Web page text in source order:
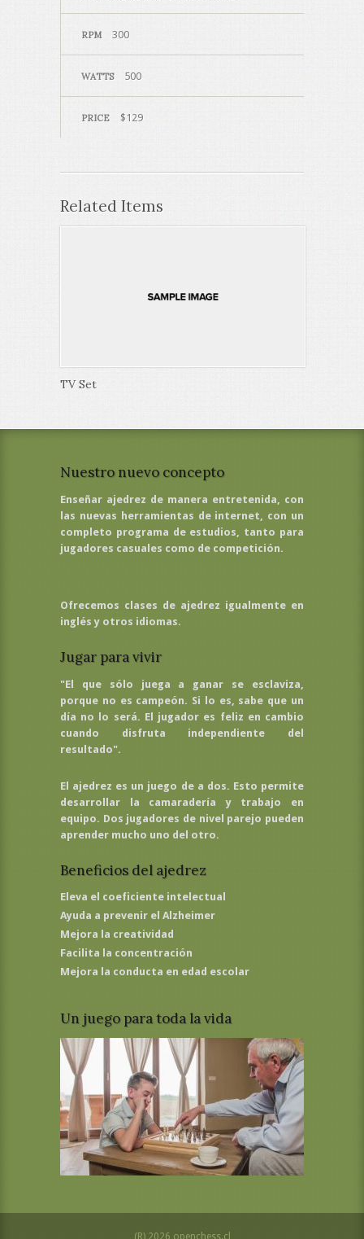
RPM 300
WATTS 500
PRICE $129
Related Items
TV Set
Nuestro nuevo concepto
Enseñar ajedrez de manera entretenida, con
las nuevas herramientas de internet, con un
completo programa de estudios, tanto para
jugadores casuales como de competición.
Ofrecemos clases de ajedrez igualmente en
inglés y otros idiomas.
Jugar para vivir
"El que sólo juega a ganar se esclaviza,
porque no es campeón. Si lo es, sabe que un
día no lo será. El jugador es feliz en cambio
cuando disfruta independiente del
resultado".
El ajedrez es un juego de a dos. Esto permite
desarrollar la camaradería y trabajo en
equipo. Dos jugadores de nivel parejo pueden
aprender mucho uno del otro.
Beneficios del ajedrez
Eleva el coeficiente intelectual
Ayuda a prevenir el Alzheimer
Mejora la creatividad
Facilita la concentración
Mejora la conducta en edad escolar
Un juego para toda la vida